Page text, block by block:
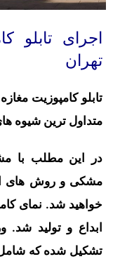
اجرای تابلو
تهران
تابلو کامپوزیت
متداول ترین شیوه
در این مطلب با
مشکی و روش های
خواهید شد. نمای
ابداع و تولید شد.
تشکیل شده که شامل